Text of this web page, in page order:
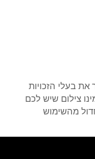
את בעלי הזכויות
צילום שיש לכם
מהשימוש